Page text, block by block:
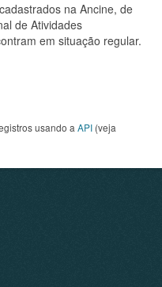
na Ancine, de
de Atividades
em situação regular.
usando a API (veja